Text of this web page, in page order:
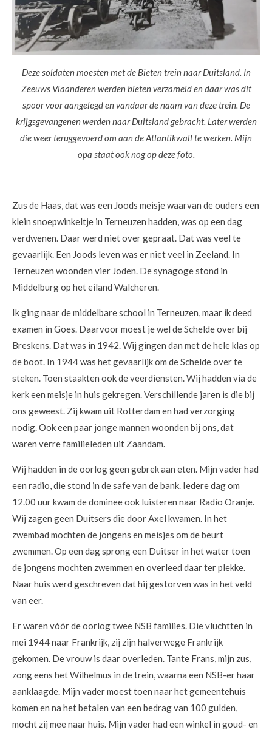
Deze soldaten moesten met de Bieten trein naar Duitsland. In
Zeeuws Vlaanderen werden bieten verzameld en daar was dit
spoor voor aangelegd en vandaar de naam van deze trein. De
krijgsgevangenen werden naar Duitsland gebracht. Later werden
die weer teruggevoerd om aan de Atlantikwall te werken. Mijn
opa staat ook nog op deze foto.
Zus de Haas, dat was een Joods meisje waarvan de ouders een
klein snoepwinkeltje in Terneuzen hadden, was op een dag
verdwenen. Daar werd niet over gepraat. Dat was veel te
gevaarlijk. Een Joods leven was er niet veel in Zeeland. In
Terneuzen woonden vier Joden. De synagoge stond in
Middelburg op het eiland Walcheren.
Ik ging naar de middelbare school in Terneuzen, maar ik deed
examen in Goes. Daarvoor moest je wel de Schelde over bij
Breskens. Dat was in 1942. Wij gingen dan met de hele klas op
de boot. In 1944 was het gevaarlijk om de Schelde over te
steken. Toen staakten ook de veerdiensten. Wij hadden via de
kerk een meisje in huis gekregen. Verschillende jaren is die bij
ons geweest. Zij kwam uit Rotterdam en had verzorging
nodig. Ook een paar jonge mannen woonden bij ons, dat
waren verre familieleden uit Zaandam.
Wij hadden in de oorlog geen gebrek aan eten. Mijn vader had
een radio, die stond in de safe van de bank. Iedere dag om
12.00 uur kwam de dominee ook luisteren naar Radio Oranje.
Wij zagen geen Duitsers die door Axel kwamen. In het
zwembad mochten de jongens en meisjes om de beurt
zwemmen. Op een dag sprong een Duitser in het water toen
de jongens mochten zwemmen en overleed daar ter plekke.
Naar huis werd geschreven dat hij gestorven was in het veld
van eer.
Er waren vóór de oorlog twee NSB families. Die vluchtten in
mei 1944 naar Frankrijk, zij zijn halverwege Frankrijk
gekomen. De vrouw is daar overleden. Tante Frans, mijn zus,
zong eens het Wilhelmus in de trein, waarna een NSB-er haar
aanklaagde. Mijn vader moest toen naar het gemeentehuis
komen en na het betalen van een bedrag van 100 gulden,
mocht zij mee naar huis. Mijn vader had een winkel in goud- en